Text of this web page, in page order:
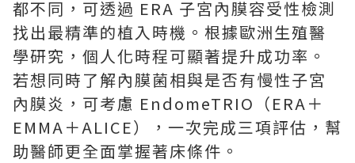
都不同，可透過 ERA 子宮內膜容受性檢測
找出最精準的植入時機。根據歐洲生殖醫
學研究，個人化時程可顯著提升成功率。
若想同時了解內膜菌相與是否有慢性子宮
內膜炎，可考慮 EndomeTRIO（ERA＋
EMMA＋ALICE），一次完成三項評估，幫
助醫師更全面掌握著床條件。